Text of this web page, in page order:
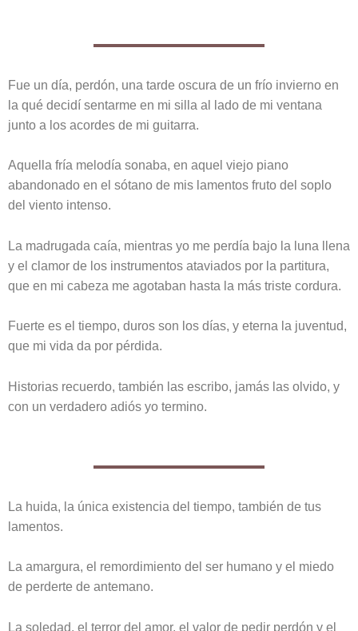
Fue un día, perdón, una tarde oscura de un frío invierno en
la qué decidí sentarme en mi silla al lado de mi ventana
junto a los acordes de mi guitarra.
Aquella fría melodía sonaba, en aquel viejo piano
abandonado en el sótano de mis lamentos fruto del soplo
del viento intenso.
La madrugada caía, mientras yo me perdía bajo la luna llena
y el clamor de los instrumentos ataviados por la partitura,
que en mi cabeza me agotaban hasta la más triste cordura.
Fuerte es el tiempo, duros son los días, y eterna la juventud,
que mi vida da por pérdida.
Historias recuerdo, también las escribo, jamás las olvido, y
con un verdadero adiós yo termino.
La huida, la única existencia del tiempo, también de tus
lamentos.
La amargura, el remordimiento del ser humano y el miedo
de perderte de antemano.
La soledad, el terror del amor, el valor de pedir perdón y el